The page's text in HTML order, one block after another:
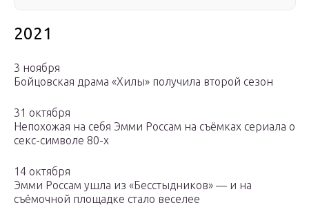
2021
3 ноября
Бойцовская драма «Хилы» получила второй сезон
31 октября
Непохожая на себя Эмми Россам на съёмках сериала о
секс-символе 80-х
14 октября
Эмми Россам ушла из «Бесстыдников» — и на
съёмочной площадке стало веселее